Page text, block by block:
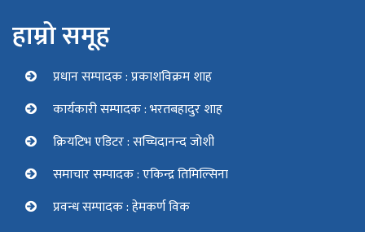
हाम्रो समूह
प्रधान सम्पादक : प्रकाशविक्रम शाह
कार्यकारी सम्पादक : भरतबहादुर शाह
क्रियटिभ एडिटर : सच्चिदानन्द जोशी
समाचार सम्पादक : एकिन्द्र तिमिल्सिना
प्रवन्ध सम्पादक : हेमकर्ण विक